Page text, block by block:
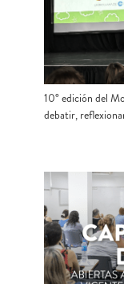
10° edición del
debatir,